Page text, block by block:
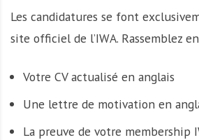
Les candidatures se font
site officiel de l’IWA. Rassemblez
Votre CV actualisé en anglais
Une lettre de motivation en
La preuve de votre membership